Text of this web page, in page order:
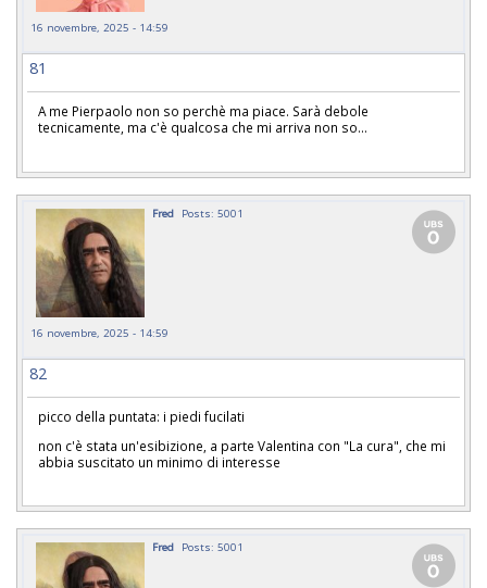
16 novembre, 2025 - 14:59
81
A me Pierpaolo non so perchè ma piace. Sarà debole
tecnicamente, ma c'è qualcosa che mi arriva non so...
Fred Posts: 5001
16 novembre, 2025 - 14:59
82
picco della puntata: i piedi fucilati
non c'è stata un'esibizione, a parte Valentina con "La cura", che mi
abbia suscitato un minimo di interesse
Fred Posts: 5001